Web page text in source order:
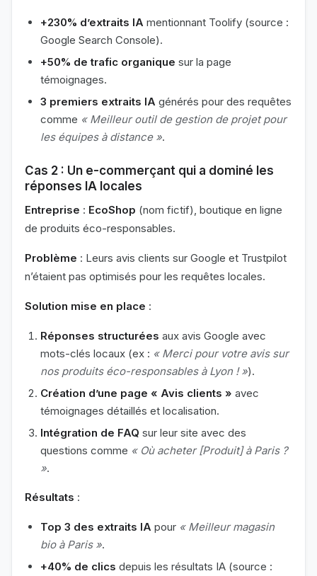
+230% d’extraits IA mentionnant Toolify (source :
Google Search Console).
+50% de trafic organique sur la page
témoignages.
3 premiers extraits IA générés pour des requêtes
comme « Meilleur outil de gestion de projet pour
les équipes à distance ».
Cas 2 : Un e-commerçant qui a dominé les
réponses IA locales
Entreprise : EcoShop (nom fictif), boutique en ligne
de produits éco-responsables.
Problème : Leurs avis clients sur Google et Trustpilot
n’étaient pas optimisés pour les requêtes locales.
Solution mise en place :
Réponses structurées aux avis Google avec
mots-clés locaux (ex : « Merci pour votre avis sur
nos produits éco-responsables à Lyon ! »).
Création d’une page « Avis clients » avec
témoignages détaillés et localisation.
Intégration de FAQ sur leur site avec des
questions comme « Où acheter [Produit] à Paris ?
».
Résultats :
Top 3 des extraits IA pour « Meilleur magasin
bio à Paris ».
+40% de clics depuis les résultats IA (source :